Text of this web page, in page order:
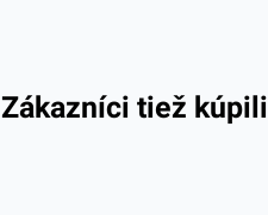
Zákazníci tiež kúpili